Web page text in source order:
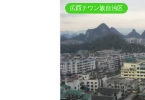
広西チワン族自治区